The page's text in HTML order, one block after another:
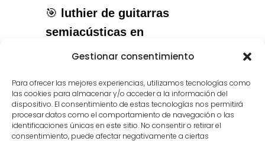
Gestionar consentimiento
Para ofrecer las mejores experiencias, utilizamos tecnologías como
las cookies para almacenar y/o acceder a la información del
dispositivo. El consentimiento de estas tecnologías nos permitirá
procesar datos como el comportamiento de navegación o las
identificaciones únicas en este sitio. No consentir o retirar el
consentimiento, puede afectar negativamente a ciertas
🎯
luthier de guitarras
semiacústicas en
Majadahonda
: el servicio que
merece tu instrumento.